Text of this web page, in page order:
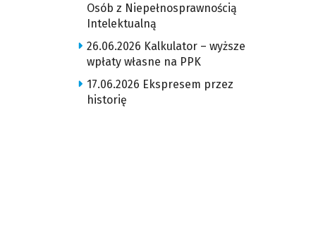
Osób z Niepełnosprawnością
Intelektualną
26.06.2026 Kalkulator – wyższe
wpłaty własne na PPK
17.06.2026 Ekspresem przez
historię